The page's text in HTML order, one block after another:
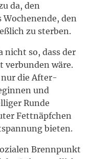
da, den
Wochenende, den
zu sterben.
nicht so, dass der
verbunden wäre.
die After-
und
Runde
Fettnäpfchen
bieten.
Brennpunkt